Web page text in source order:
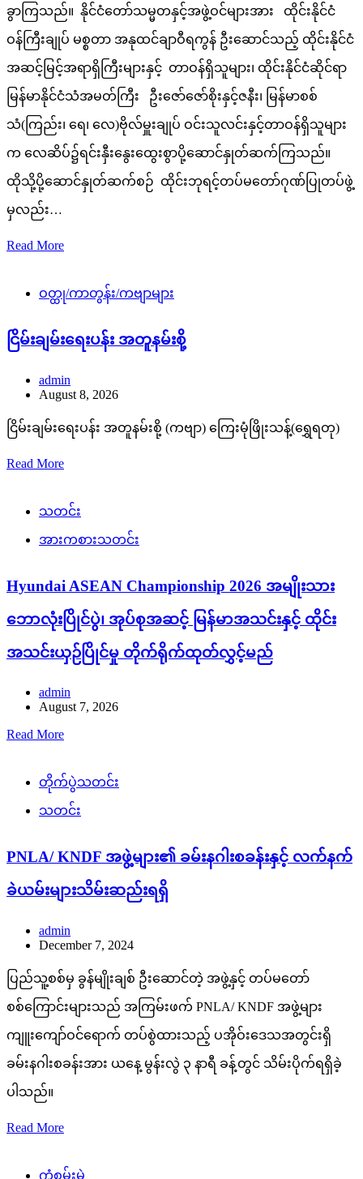
ခွာကြသည်။ နိုင်ငံတော်သမ္မတနှင့်အဖွဲ့ဝင်များအား ထိုင်းနိုင်ငံ
ဝန်ကြီးချုပ် မစ္စတာ အနုထင်ချာဝီရကွန် ဦးဆောင်သည့် ထိုင်းနိုင်ငံ
အဆင့်မြင့်အရာရှိကြီးများနှင့် တာဝန်ရှိသူများ၊ ထိုင်းနိုင်ငံဆိုင်ရာ
မြန်မာနိုင်ငံသံအမတ်ကြီး ဦးဇော်ဇော်စိုးနှင့်ဇနီး၊ မြန်မာစစ်
သံ(ကြည်း၊ ရေ၊ လေ)ဗိုလ်မှူးချုပ် ဝင်းသူလင်းနှင့်တာဝန်ရှိသူများ
က လေဆိပ်၌ရင်းနှီးနွေးထွေးစွာပို့ဆောင်နှုတ်ဆက်ကြသည်။
ထိုသို့ပို့ဆောင်နှုတ်ဆက်စဉ် ထိုင်းဘုရင့်တပ်မတော်ဂုဏ်ပြုတပ်ဖွဲ့
မှလည်း…
Read More
ဝတ္ထု/ကာတွန်း/ကဗျာများ
ငြိမ်းချမ်းရေးပန်း အတူနမ်းစို့
admin
August 8, 2026
ငြိမ်းချမ်းရေးပန်း အတူနမ်းစို့ (ကဗျာ) ကြေးမုံဖြိုးသန့်(ရွှေရတု)
Read More
သတင်း
အားကစားသတင်း
Hyundai ASEAN Championship 2026 အမျိုးသား
ဘောလုံးပြိုင်ပွဲ၊ အုပ်စုအဆင့် မြန်မာအသင်းနှင့် ထိုင်း
အသင်းယှဉ်ပြိုင်မှု တိုက်ရိုက်ထုတ်လွှင့်မည်
admin
August 7, 2026
Read More
တိုက်ပွဲသတင်း
သတင်း
PNLA/ KNDF အဖွဲ့များ၏ ခမ်းနဂါးစခန်းနှင့် လက်နက်
ခဲယမ်းများသိမ်းဆည်းရရှိ
admin
December 7, 2024
ပြည်သူ့စစ်မှ ခွန်မျိုးချစ် ဦးဆောင်တဲ့ အဖွဲ့နှင့် တပ်မတော်
စစ်ကြောင်းများသည် အကြမ်းဖက် PNLA/ KNDF အဖွဲ့များ
ကျူးကျော်ဝင်ရောက် တပ်စွဲထားသည့် ပအိုဝ်းဒေသအတွင်းရှိ
ခမ်းနဂါးစခန်းအား ယနေ့ မွန်းလွဲ ၃ နာရီ ခန့်တွင် သိမ်းပိုက်ရရှိခဲ့
ပါသည်။
Read More
ကံစမ်းမဲ